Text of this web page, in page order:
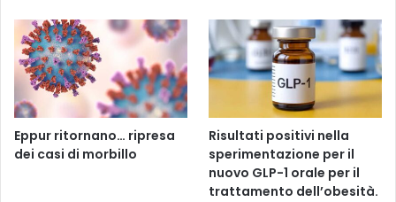
Eppur ritornano… ripresa
dei casi di morbillo
Risultati positivi nella
sperimentazione per il
nuovo GLP-1 orale per il
trattamento dell’obesità.